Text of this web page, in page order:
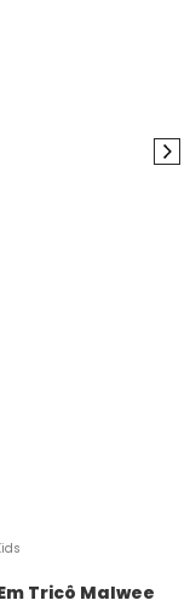
Tricô Malwee